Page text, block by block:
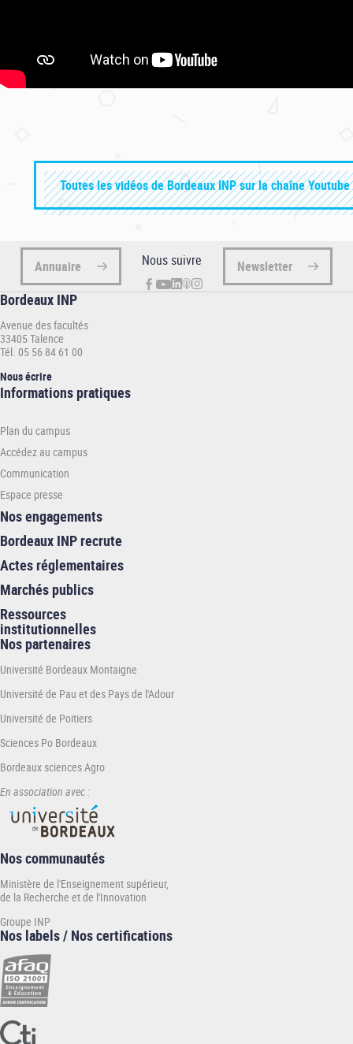
Toutes les vidéos de Bordeaux INP sur la chaîne Youtube
Annuaire Nous suivre Newsletter
Bordeaux INP
Avenue des facultés
33405 Talence
Tél. 05 56 84 61 00
Nous écrire
Informations
INP
Informations pratiques
Plan du campus
Accédez au campus
Communication
Espace presse
Nos engagements
Bordeaux INP recrute
Actes réglementaires
Marchés publics
Ressources
institutionnelles
Nos partenaires
Université Bordeaux Montaigne
Université de Pau et des Pays de l'Adour
Université de Poitiers
Sciences Po Bordeaux
Bordeaux sciences Agro
En association avec :
Nos communautés
Ministère de l'Enseignement supérieur,
de la Recherche et de l'Innovation
Groupe INP
Nos labels / Nos certifications